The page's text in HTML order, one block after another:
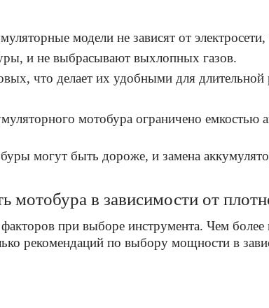
модели не зависят от
и не выбрасывают выхлопных газов.
что делает их удобными для длительной
мотобура ограничено емкостью
могут быть дороже, и замена
в зависимости от
при выборе инструмента. Чем
рекомендаций по выбору мощности в